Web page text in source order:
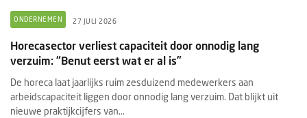
ONDERNEMEN 27 JULI 2026
Horecasector verliest capaciteit door onnodig lang
verzuim: “Benut eerst wat er al is”
De horeca laat jaarlijks ruim zesduizend medewerkers aan
arbeidscapaciteit liggen door onnodig lang verzuim. Dat blijkt uit
nieuwe praktijkcijfers van...